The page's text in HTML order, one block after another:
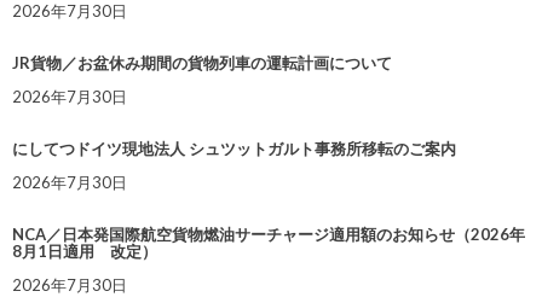
2026年7月30日
JR貨物／お盆休み期間の貨物列車の運転計画について
2026年7月30日
にしてつドイツ現地法人 シュツットガルト事務所移転のご案内
2026年7月30日
NCA／日本発国際航空貨物燃油サーチャージ適用額のお知らせ（2026年
8月1日適用 改定）
2026年7月30日